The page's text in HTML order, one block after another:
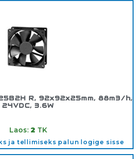
R, 92x92x25mm, 88m3/h,
24VDC, 3.6W
Laos: 2 TK
ja tellimiseks palun logige sisse